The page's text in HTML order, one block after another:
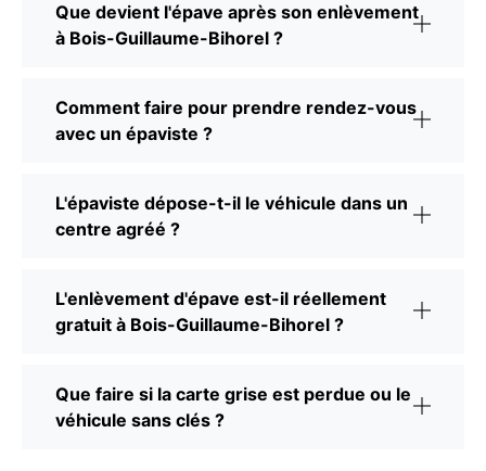
Que devient l'épave après son enlèvement
à Bois-Guillaume-Bihorel ?
Comment faire pour prendre rendez-vous
avec un épaviste ?
L'épaviste dépose-t-il le véhicule dans un
centre agréé ?
L'enlèvement d'épave est-il réellement
gratuit à Bois-Guillaume-Bihorel ?
Que faire si la carte grise est perdue ou le
véhicule sans clés ?